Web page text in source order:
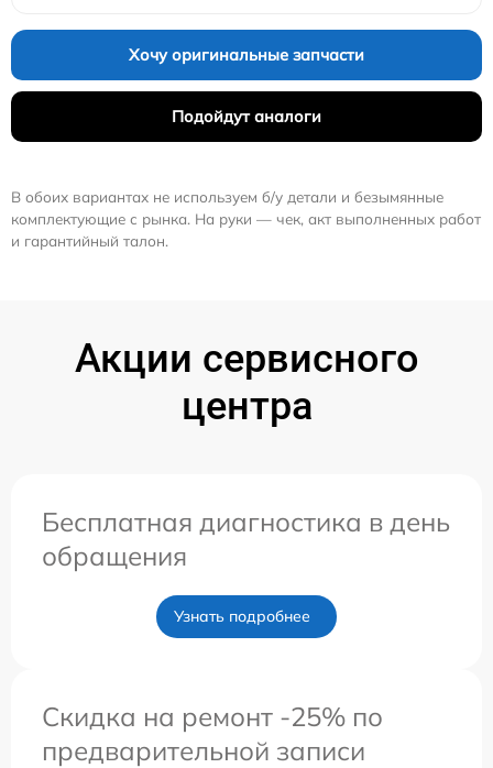
Хочу оригинальные запчасти
Подойдут аналоги
В обоих вариантах не используем б/у детали и безымянные
комплектующие с рынка. На руки — чек, акт выполненных работ
и гарантийный талон.
Акции сервисного
центра
Бесплатная диагностика в день
обращения
Узнать подробнее
Скидка на ремонт -25% по
предварительной записи